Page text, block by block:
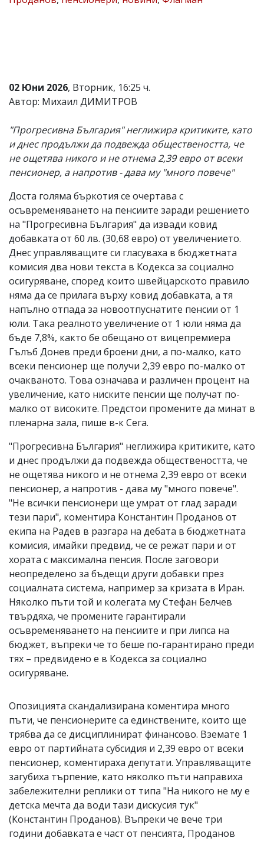
и
редакцията
не
отговорност
за
тях!
Ако
откриете
за
вас
коментар,
моля
сигнализирайте
ни!
02 Юни 2026, Вторник, 16:25 ч.
Автор: Михаил ДИМИТРОВ
"Прогресивна България" неглижира критиките, като
и днес продължи да подвежда обществеността, че
не ощетява никого и не отнема 2,39 евро от всеки
пенсионер, а напротив - дава му "много повече"
Доста голяма бъркотия се очертава с
осъвременяването на пенсиите заради решението
на "Прогресивна България" да извади ковид
добавката от 60 лв. (30,68 евро) от увеличението.
Днес управляващите си гласуваха в бюджетната
комисия два нови текста в Кодекса за социално
осигуряване, според които швейцарското правило
няма да се прилага върху ковид добавката, а тя
напълно отпада за новоотпуснатите пенсии от 1
юли. Така реалното увеличение от 1 юли няма да
бъде 7,8%, както бе обещано от вицепремиера
Гълъб Донев преди броени дни, а по-малко, като
всеки пенсионер ще получи 2,39 евро по-малко от
очакваното. Това означава и различен процент на
увеличение, като ниските пенсии ще получат по-
малко от високите. Предстои промените да минат в
пленарна зала, пише в-к Сега.
"Прогресивна България" неглижира критиките, като
и днес продължи да подвежда обществеността, че
не ощетява никого и не отнема 2,39 евро от всеки
пенсионер, а напротив - дава му "много повече".
"Не всички пенсионери ще умрат от глад заради
тези пари", коментира Константин Проданов от
екипа на Радев в разгара на дебата в бюджетната
комисия, имайки предвид, че се режат пари и от
хората с максимална пенсия. После заговори
неопределено за бъдещи други добавки през
социалната система, например за кризата в Иран.
Няколко пъти той и колегата му Стефан Белчев
твърдяха, че промените гарантирали
осъвременяването на пенсиите и при липса на
бюджет, въпреки че то беше по-гарантирано преди
тях – предвидено е в Кодекса за социално
осигуряване.
Опозицията скандализирана коментира много
пъти, че пенсионерите са единствените, които ще
трябва да се дисциплинират финансово. Вземате 1
евро от партийната субсидия и 2,39 евро от всеки
пенсионер, коментираха депутати. Управляващите
загубиха търпение, като няколко пъти направиха
забележителни реплики от типа "На никого не му е
детска мечта да води тази дискусия тук"
(Константин Проданов). Въпреки че вече три
години добавката е част от пенсията, Проданов